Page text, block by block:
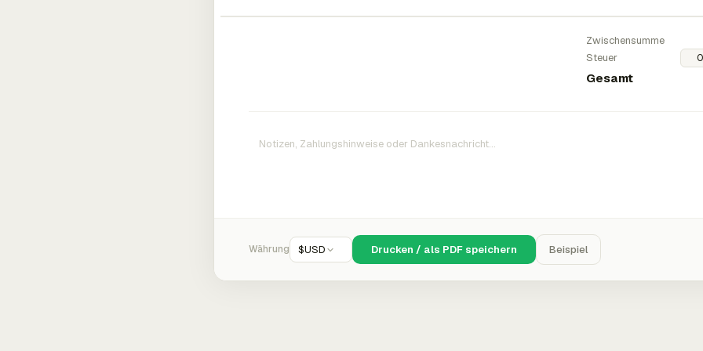
Zwischensumme
Steuer
Gesamt
Währung $USD Drucken / als PDF speichern Beispiel